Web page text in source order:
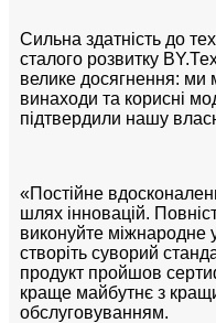
Сильна здатність до
сталого розвитку BY.
велике досягнення: ми
винаходи та корисні
підтвердили нашу
«Постійне
шлях інновацій.
виконуйте міжнародне
створіть суворий
продукт пройшов
краще майбутнє з
обслуговуванням.